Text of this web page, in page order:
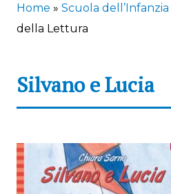
Home » Scuola dell’Infanzia
della Lettura
Silvano e Lucia